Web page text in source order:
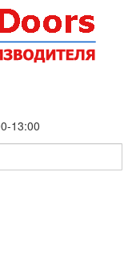
13:00